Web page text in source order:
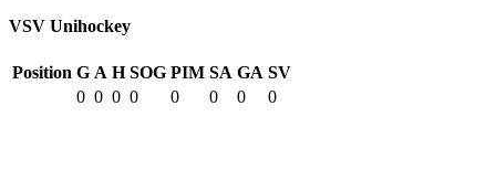
VSV Unihockey
Position G A H SOG PIM SA GA SV
0 0 0 0 0 0 0 0